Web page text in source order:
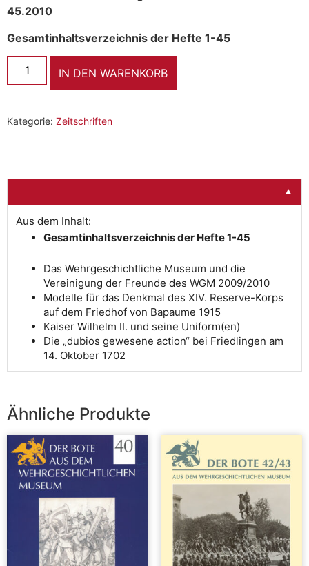
45.2010
Gesamtinhaltsverzeichnis der Hefte 1-45
IN DEN WARENKORB
Kategorie: Zeitschriften
▼
Aus dem Inhalt:
Gesamtinhaltsverzeichnis der Hefte 1-45
Das Wehrgeschichtliche Museum und die
Vereinigung der Freunde des WGM 2009/2010
Modelle für das Denkmal des XIV. Reserve-Korps
auf dem Friedhof von Bapaume 1915
Kaiser Wilhelm II. und seine Uniform(en)
Die „dubios gewesene action“ bei Friedlingen am
14. Oktober 1702
Ähnliche Produkte